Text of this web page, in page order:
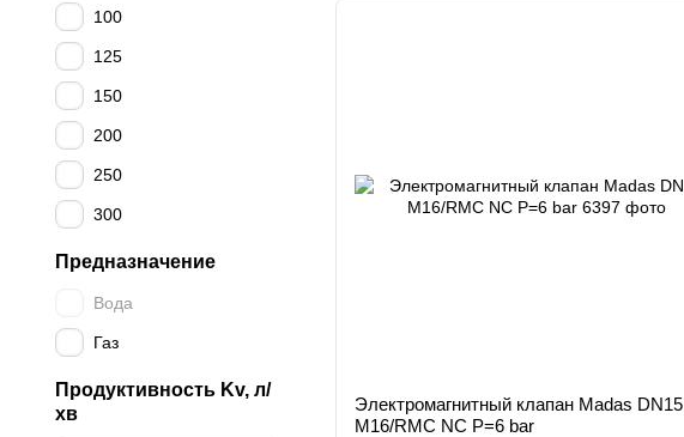
Электромагнитный клапан Madas DN15
M16/RMC NC Р=6 bar
100
125
150
200
250
300
Предназначение
Вода
Газ
Продуктивность Kv, л/
хв